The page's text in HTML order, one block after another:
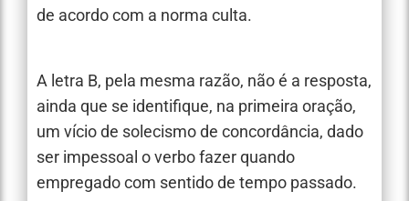
de acordo com a norma culta.
A letra B, pela mesma razão, não é a resposta,
ainda que se identifique, na primeira oração,
um vício de solecismo de concordância, dado
ser impessoal o verbo fazer quando
empregado com sentido de tempo passado.